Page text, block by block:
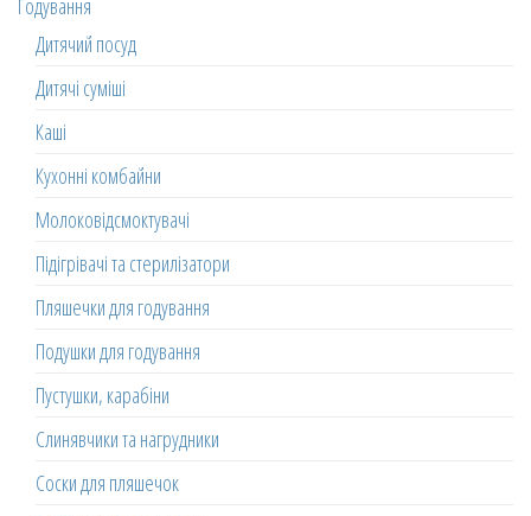
Годування
Дитячий посуд
Дитячі суміші
Каші
Кухонні комбайни
Молоковідсмоктувачі
Підігрівачі та стерилізатори
Пляшечки для годування
Подушки для годування
Пустушки, карабіни
Слинявчики та нагрудники
Соски для пляшечок